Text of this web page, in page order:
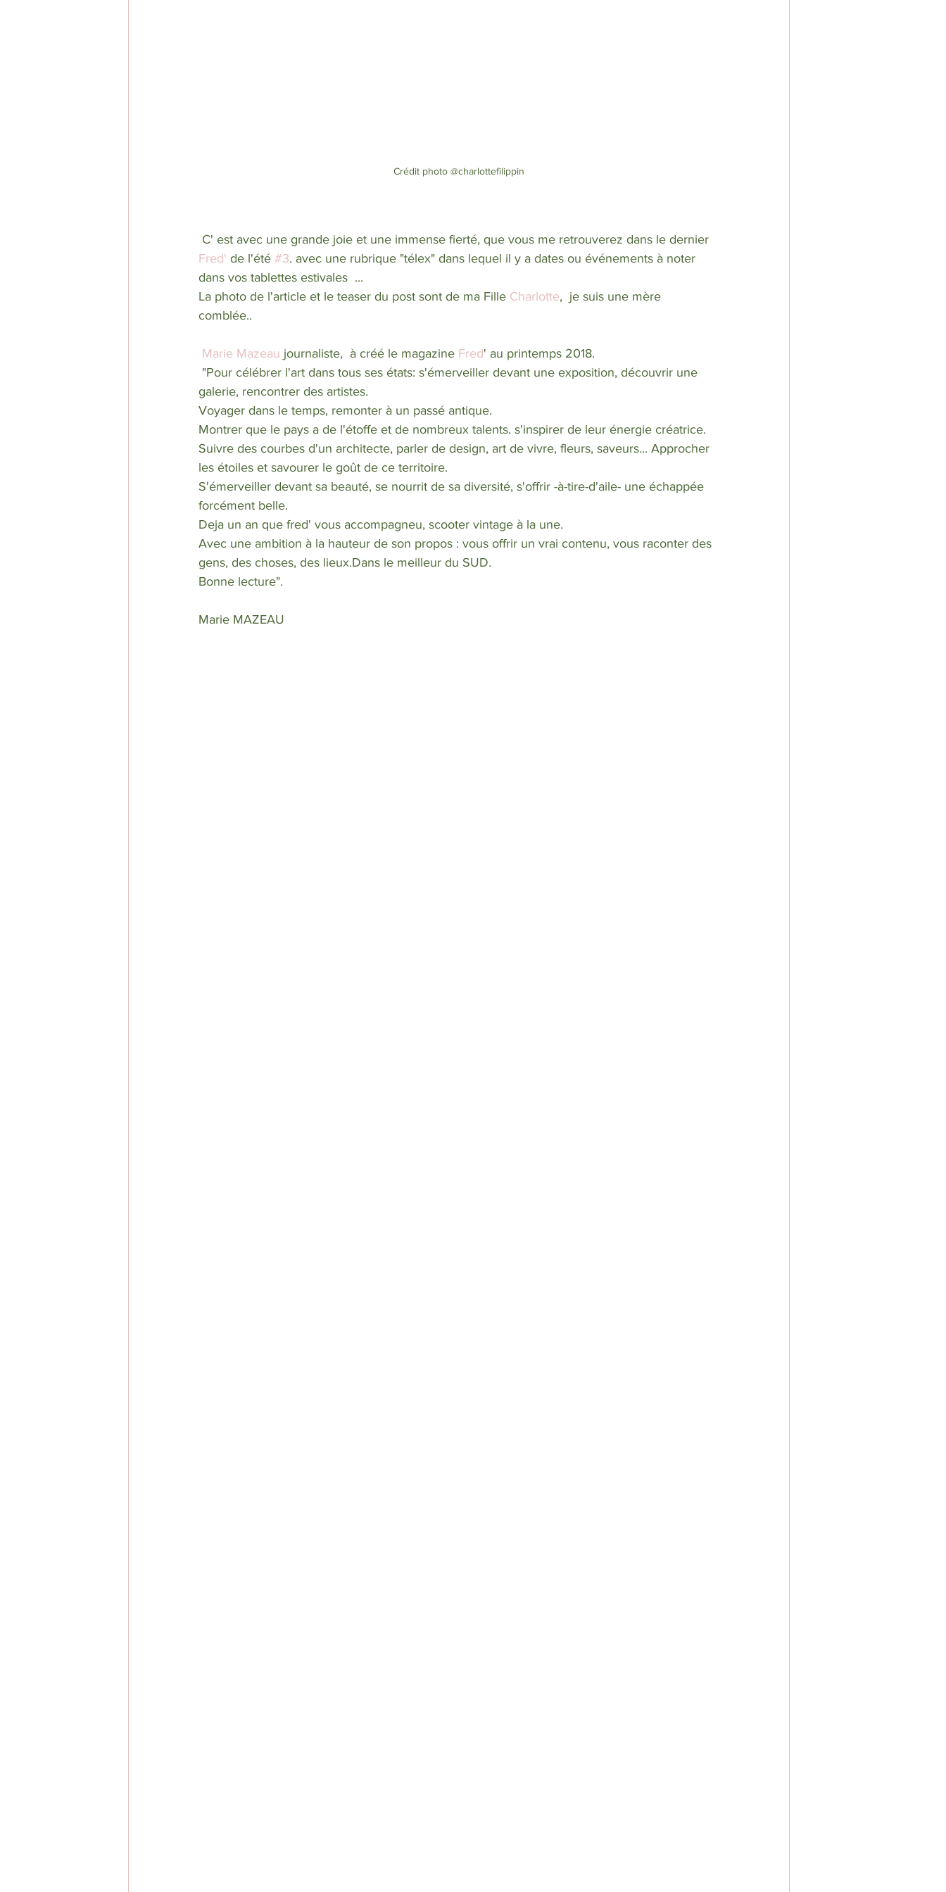
Crédit photo @charlottefilippin
C' est avec une grande joie et une immense fierté, que vous me retrouverez dans le dernier
Fred' de l'été #3. avec une rubrique "télex" dans lequel il y a dates ou événements à noter
dans vos tablettes estivales  ...
La photo de l'article et le teaser du post sont de ma Fille Charlotte,  je suis une mère
comblée..
Marie Mazeau journaliste,  à créé le magazine Fred' au printemps 2018.
galerie, rencontrer des artistes.
Voyager dans le temps, remonter à un passé antique.
Montrer que le pays a de l'étoffe et de nombreux talents. s'inspirer de leur énergie créatrice.
Suivre des courbes d'un architecte, parler de design, art de vivre, fleurs, saveurs... Approcher
les étoiles et savourer le goût de ce territoire.
S'émerveiller devant sa beauté, se nourrit de sa diversité, s'offrir -à-tire-d'aile- une échappée
forcément belle.
Deja un an que fred' vous accompagneu, scooter vintage à la une.
Avec une ambition à la hauteur de son propos : vous offrir un vrai contenu, vous raconter des
gens, des choses, des lieux.Dans le meilleur du SUD.
Bonne lecture".
Marie MAZEAU